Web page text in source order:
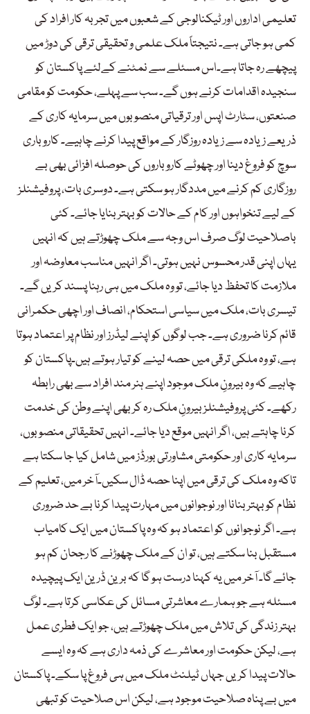
تعلیمی اداروں اور ٹیکنالوجی کے شعبوں میں تجربہ کار افراد کی
کمی ہو جاتی ہے۔ نتیجتاً ملک علمی و تحقیقی ترقی کی دوڑ میں
پیچھے رہ جاتا ہے۔اس مسئلے سے نمٹنے کےلئے پاکستان کو
سنجیدہ اقدامات کرنے ہوں گے۔ سب سے پہلے، حکومت کو مقامی
صنعتوں، سٹارٹ اپس اور ترقیاتی منصوبوں میں سرمایہ کاری کے
ذریعے زیادہ سے زیادہ روزگار کے مواقع پیدا کرنے چاہیے۔ کاروباری
سوچ کو فروغ دینا اور چھوٹے کاروباروں کی حوصلہ افزائی بھی بے
روزگاری کم کرنے میں مددگار ہو سکتی ہے۔ دوسری بات، پروفیشنلز
کے لیے تنخواہوں اور کام کے حالات کو بہتر بنایا جائے۔ کئی
باصلاحیت لوگ صرف اس وجہ سے ملک چھوڑتے ہیں کہ انہیں
یہاں اپنی قدر محسوس نہیں ہوتی۔ اگر انہیں مناسب معاوضہ اور
ملازمت کا تحفظ دیا جائے، تو وہ ملک میں ہی رہنا پسند کریں گے۔
تیسری بات، ملک میں سیاسی استحکام، انصاف اور اچھی حکمرانی
قائم کرنا ضروری ہے۔ جب لوگوں کو اپنے لیڈرز اور نظام پر اعتماد ہوتا
ہے، تو وہ ملکی ترقی میں حصہ لینے کو تیار ہوتے ہیں۔پاکستان کو
چاہیے کہ وہ بیرونِ ملک موجود اپنے ہنر مند افراد سے بھی رابطہ
رکھے۔ کئی پروفیشنلز بیرونِ ملک رہ کر بھی اپنے وطن کی خدمت
کرنا چاہتے ہیں، اگر انہیں موقع دیا جائے۔ انہیں تحقیقاتی منصوبوں،
سرمایہ کاری اور حکومتی مشاورتی بورڈز میں شامل کیا جا سکتا ہے
تاکہ وہ ملک کی ترقی میں اپنا حصہ ڈال سکیں۔آخر میں، تعلیم کے
نظام کو بہتر بنانا اور نوجوانوں میں مہارت پیدا کرنا بے حد ضروری
ہے۔ اگر نوجوانوں کو اعتماد ہو کہ وہ پاکستان میں ایک کامیاب
مستقبل بنا سکتے ہیں، تو ان کے ملک چھوڑنے کا رجحان کم ہو
جائے گا۔ آخر میں یہ کہنا درست ہو گا کہ برین ڈرین ایک پیچیدہ
مسئلہ ہے جو ہمارے معاشرتی مسائل کی عکاسی کرتا ہے۔ لوگ
بہتر زندگی کی تلاش میں ملک چھوڑتے ہیں، جو ایک فطری عمل
ہے، لیکن حکومت اور معاشرے کی ذمہ داری ہے کہ وہ ایسے
حالات پیدا کریں جہاں ٹیلنٹ ملک میں ہی فروغ پا سکے۔ پاکستان
میں بے پناہ صلاحیت موجود ہے، لیکن اس صلاحیت کو تبھی